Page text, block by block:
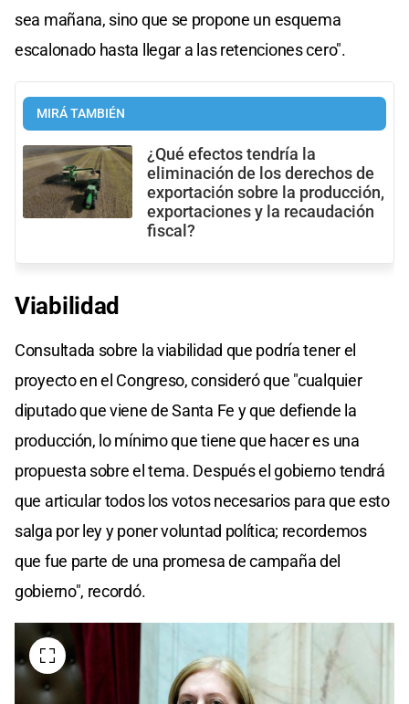
sea mañana, sino que se propone un esquema
escalonado hasta llegar a las retenciones cero".
MIRÁ TAMBIÉN
¿Qué efectos tendría la
eliminación de los derechos de
exportación sobre la producción,
exportaciones y la recaudación
fiscal?
Viabilidad
Consultada sobre la viabilidad que podría tener el
proyecto en el Congreso, consideró que "cualquier
diputado que viene de Santa Fe y que defiende la
producción, lo mínimo que tiene que hacer es una
propuesta sobre el tema. Después el gobierno tendrá
que articular todos los votos necesarios para que esto
salga por ley y poner voluntad política; recordemos
que fue parte de una promesa de campaña del
gobierno", recordó.